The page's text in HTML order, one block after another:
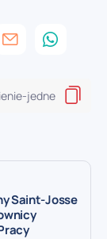
Saint-Josse